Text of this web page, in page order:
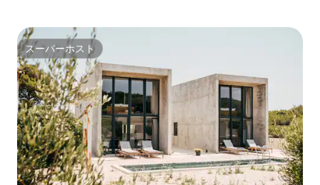
スーパーホスト
スーパーホスト